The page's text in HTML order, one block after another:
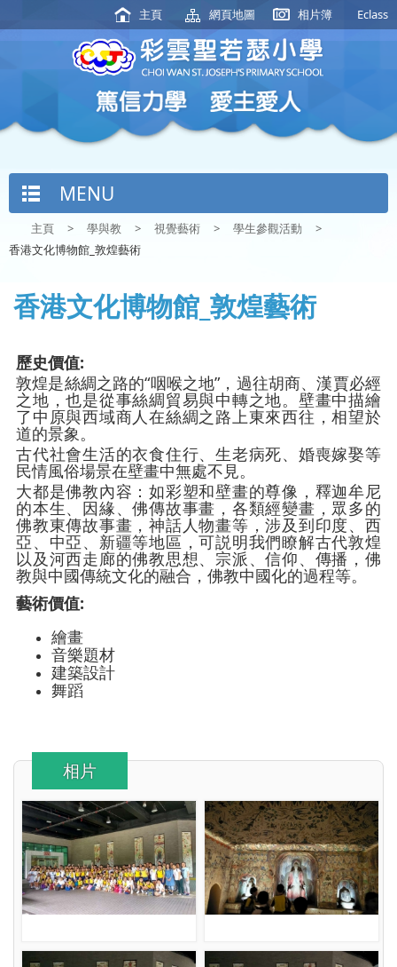
主頁 網頁地圖 相片簿 Eclass
MENU
主頁 > 學與教 > 視覺藝術 > 學生參觀活動
>
香港文化博物館_敦煌藝術
香港文化博物館_敦煌藝術
歷史價值:
敦煌是絲綢之路的“咽喉之地”，過往胡商、漢賈必經
之地，也是從事絲綢貿易與中轉之地。壁畫中描繪
了中原與西域商人在絲綢之路上東來西往，相望於
道的景象。
古代社會生活的衣食住行、生老病死、婚喪嫁娶等
民情風俗場景在壁畫中無處不見。
大都是佛教內容：如彩塑和壁畫的尊像，釋迦牟尼
的本生、因緣、佛傳故事畫，各類經變畫，眾多的
佛教東傳故事畫，神話人物畫等，涉及到印度、西
亞、中亞、新疆等地區，可説明我們瞭解古代敦煌
以及河西走廊的佛教思想、宗派、信仰、傳播，佛
教與中國傳統文化的融合，佛教中國化的過程等。
藝術價值:
繪畫
音樂題材
建築設計
舞蹈
相片